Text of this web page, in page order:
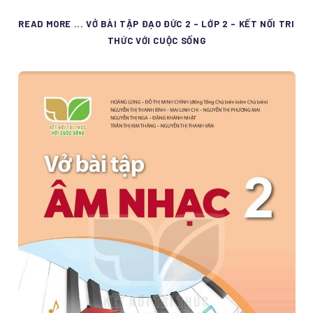
READ MORE ... VỞ BÀI TẬP ĐẠO ĐỨC 2 - LỚP 2 - KẾT NỐI TRI
THỨC VỚI CUỘC SỐNG